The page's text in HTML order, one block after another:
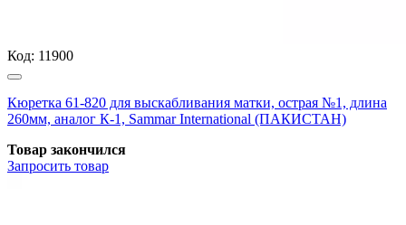
Код: 11900
Кюретка 61-820 для выскабливания матки, острая №1, длина
260мм, аналог К-1, Sammar International (ПАКИСТАН)
Товар закончился
Запросить товар